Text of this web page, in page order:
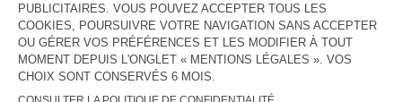
DESCRIPTION